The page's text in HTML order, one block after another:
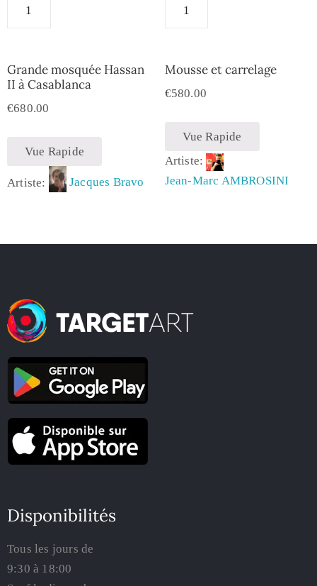
Grande mosquée Hassan
II à Casablanca
€680.00
Vue Rapide
Artiste: Jacques Bravo
Mousse et carrelage
€580.00
Vue Rapide
Artiste:
Jean-Marc AMBROSINI
Disponibilités
Tous les jours de
9:30 à 18:00